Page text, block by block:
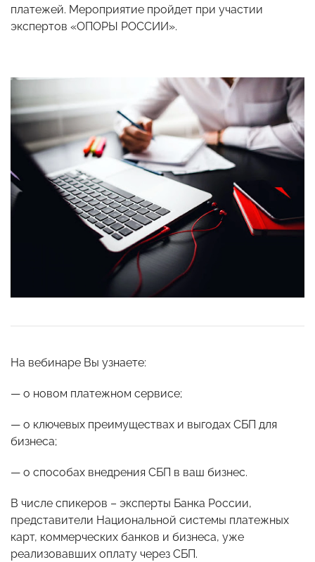
платежей. Мероприятие пройдет при участии
экспертов «ОПОРЫ РОССИИ».
На вебинаре Вы узнаете:
—‌ о новом платежном сервисе;
—‌ о ключевых преимуществах и выгодах СБП для
бизнеса;
—‌ о способах внедрения СБП в ваш бизнес.
В числе спикеров – эксперты Банка России,
представители Национальной системы платежных
карт, коммерческих банков и бизнеса, уже
реализовавших оплату через СБП.